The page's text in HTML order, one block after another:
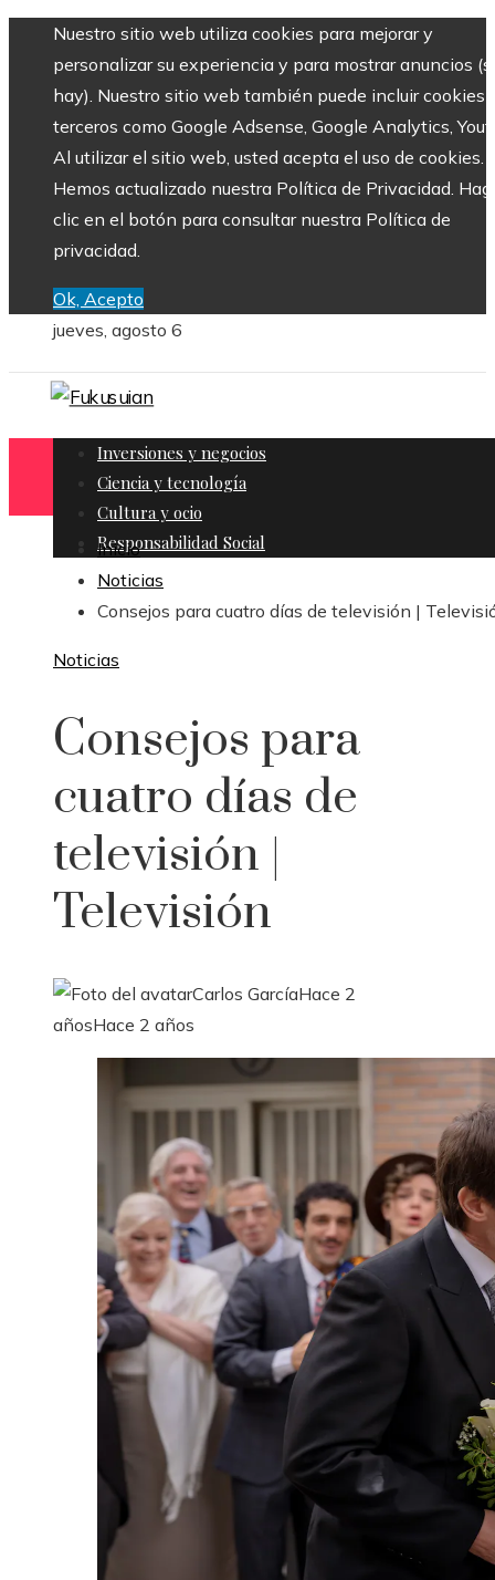
Nuestro sitio web utiliza cookies para mejorar y
personalizar su experiencia y para mostrar anuncios
hay). Nuestro sitio web también puede incluir cookies
terceros como Google Adsense, Google Analytics,
Al utilizar el sitio web, usted acepta el uso de cookies.
Hemos actualizado nuestra Política de Privacidad.
clic en el botón para consultar nuestra Política de
privacidad.
Ok, Acepto
jueves, agosto 6
Inversiones y negocios
Ciencia y tecnología
Cultura y ocio
Responsabilidad Social
Inicio
Noticias
Consejos para cuatro días de televisión |
Noticias
Consejos para
cuatro días de
televisión |
Televisión
Carlos GarcíaHace 2
añosHace 2 años